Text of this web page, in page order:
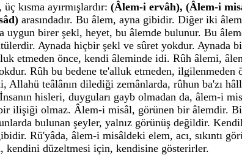
kısma ayırmışlardır: (Âlem-i ervâh), (Âlem-i
arasındadır. Bu âlem, ayna gibidir. Diğer iki
birer şekl, heyet, bu âlemde bulunur. Bu
Aynada hiçbir şekl ve sûret yokdur. Aynada
etmeden önce, kendi âleminde idi. Rûh âlemi,
Rûh bu bedene te'alluk etmeden,
teâlânın dilediği zemânlarda, rûhun ba'zı
hisleri, duyguları gayb olmadan da, âlem-i
ilişiği olmaz. Âlem-i misâl, görünen bir âlemdir.
bulunan şeyler, yalnız görünüş değildir.
Rü'yâda, âlem-i misâldeki elem, acı, sıkıntı
kendini düzeltmesi için, kendisine gösterirler.